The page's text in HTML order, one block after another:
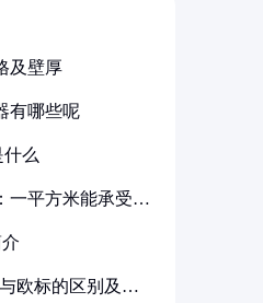
及壁厚
有哪些呢
什么
一平方米能承受多
欧标的区别及其